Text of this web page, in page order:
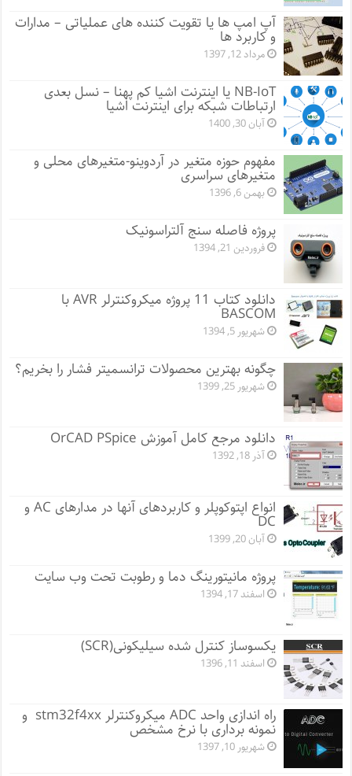
آپ امپ ها یا تقویت کننده های عملیاتی – مدارات
و کاربرد ها
مرداد 12, 1397
NB-IoT یا اینترنت اشیا کم پهنا – نسل بعدی
ارتباطات شبکه برای اینترنت اشیا
آبان 30, 1400
مفهوم حوزه متغیر در آردوینو-متغیرهای محلی و
متغیرهای سراسری
بهمن 6, 1396
پروژه فاصله سنج آلتراسونیک
فروردین 21, 1394
دانلود کتاب 11 پروژه میکروکنترلر AVR با
BASCOM
شهریور 5, 1394
چگونه بهترین محصولات ترانسمیتر فشار را بخریم؟
شهریور 25, 1399
دانلود مرجع کامل آموزش OrCAD PSpice
آذر 18, 1392
انواع اپتوکوپلر و کاربردهای آنها در مدارهای AC و
DC
آبان 20, 1399
پروژه مانيتورينگ دما و رطوبت تحت وب سایت
اسفند 17, 1394
یکسوساز کنترل شده سیلیکونی(SCR)
اسفند 11, 1396
راه اندازی واحد ADC میکروکنترلر stm32f4xx و
نمونه برداری با نرخ مشخص
شهریور 10, 1397